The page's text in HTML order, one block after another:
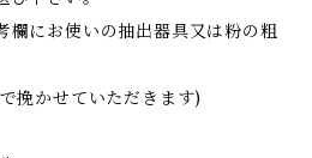
欄にお使いの抽出器具又は粉の粗
挽かせていただきます)